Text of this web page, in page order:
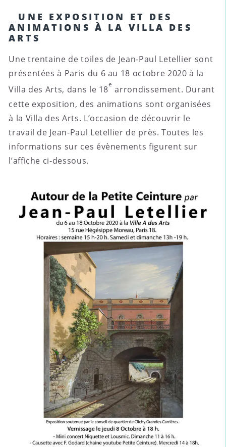
UNE EXPOSITION ET DES
ANIMATIONS À LA VILLA DES
ARTS
Une trentaine de toiles de Jean-Paul Letellier sont
présentées à Paris du 6 au 18 octobre 2020 à la
Villa des Arts, dans le 18
e
arrondissement. Durant
cette exposition, des animations sont organisées
à la Villa des Arts. L’occasion de découvrir le
travail de Jean-Paul Letellier de près. Toutes les
informations sur ces évènements figurent sur
l’affiche ci-dessous.